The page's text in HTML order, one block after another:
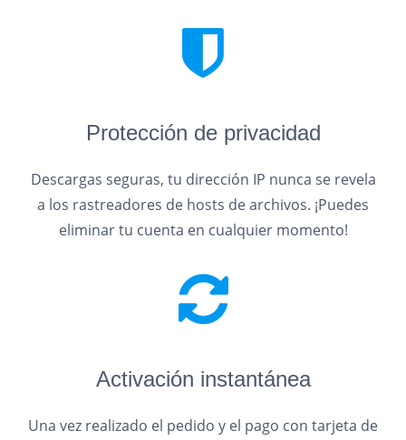
Protección de privacidad
Descargas seguras, tu dirección IP nunca se revela
a los rastreadores de hosts de archivos. ¡Puedes
eliminar tu cuenta en cualquier momento!
Activación instantánea
Una vez realizado el pedido y el pago con tarjeta de